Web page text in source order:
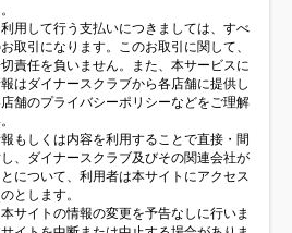
用して行う支払いにつきましては、すべ
取引になります。このお取引に関して、
責任を負いません。また、本サービスに
はダイナースクラブから各店舗に提供し
舗のプライバシーポリシーなどをご理解
もしくは内容を利用することで直接・間
、ダイナースクラブ及びその関連会社が
について、利用者は本サイトにアクセス
とします。
サイトの情報の変更を予告なしに行いま